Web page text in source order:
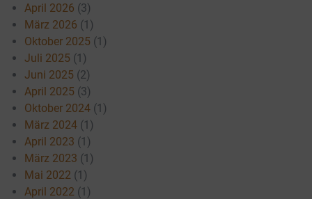
April 2026 (3)
März 2026 (1)
Oktober 2025 (1)
Juli 2025 (1)
Juni 2025 (2)
April 2025 (3)
Oktober 2024 (1)
März 2024 (1)
April 2023 (1)
März 2023 (1)
Mai 2022 (1)
April 2022 (1)